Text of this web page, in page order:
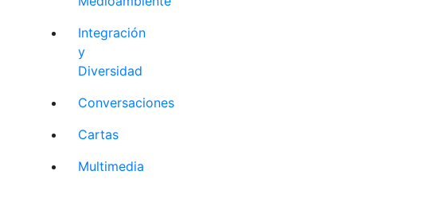
Integración
y
Diversidad
Conversaciones
Cartas
Multimedia